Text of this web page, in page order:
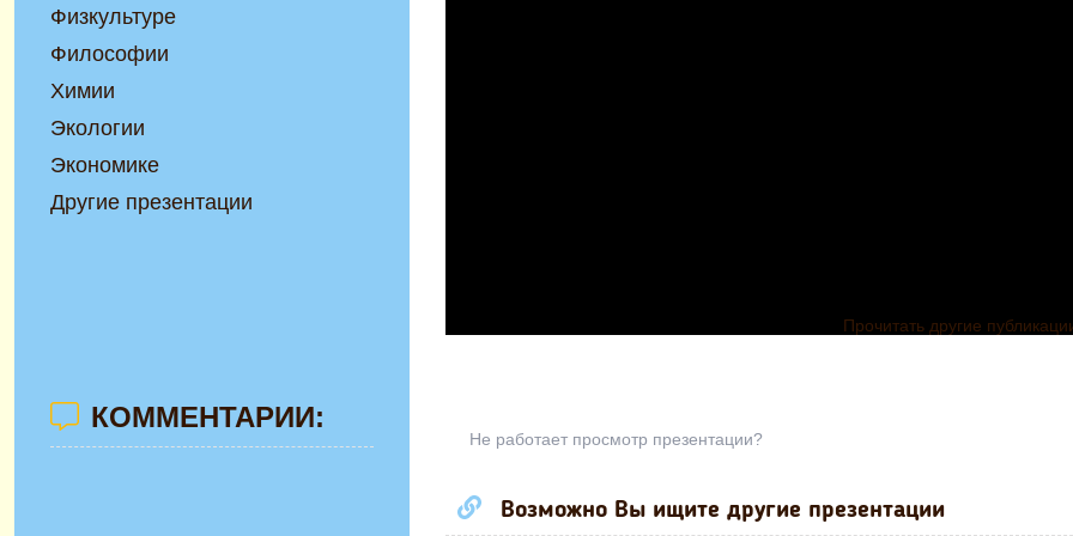
Прочитать другие
Не работает просмотр презентации?
Возможно Вы ищите другие презентации
Презентация по
Презентация по
русскому языку
Физкультуре
Философии
Химии
Экологии
Экономике
Другие презентации
КОММЕНТАРИИ: